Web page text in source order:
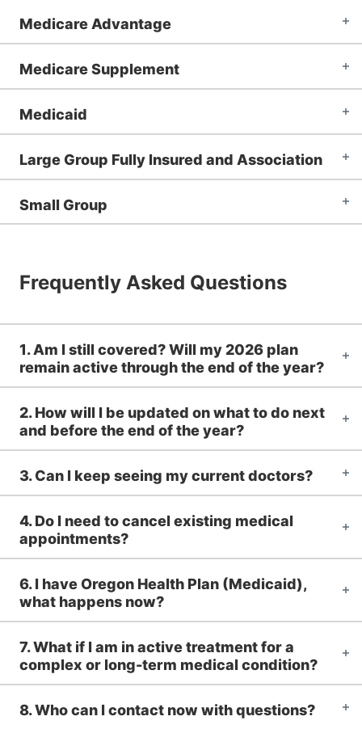
Medicare Advantage
Medicare Supplement
Medicaid
Large Group Fully Insured and Association
Small Group
Frequently Asked Questions
1. Am I still covered? Will my 2026 plan
remain active through the end of the year?
2. How will I be updated on what to do next
and before the end of the year?
3. Can I keep seeing my current doctors?
4. Do I need to cancel existing medical
appointments?
6. I have Oregon Health Plan (Medicaid),
what happens now?
7. What if I am in active treatment for a
complex or long-term medical condition?
8. Who can I contact now with questions?